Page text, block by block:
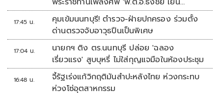
ประเสริฐ'
17:45 น.
คุมเข้มนนทบุรี! ตำรวจ-ฝ่ายปกครอง ร่วมตั้ง
ด่านตรวจจับอาวุธปืนเป็นพิเศษ
17:04 น.
นายกฯ ติง ตร.นนทบุรี ปล่อย 'ฉลอง
เรี่ยวแรง' สูบบุหรี่ ไม่ใส่กุญแจมือในห้องประชุม
16:48 น.
จี้รัฐเร่งแก้วิกฤติมันสำปะหลังไทย ห่วงกระทบ
ห่วงโซ่อุตสาหกรรม